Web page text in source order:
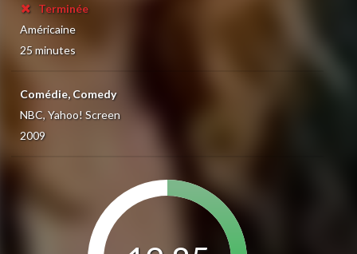
Terminée
Américaine
25 minutes
Comédie, Comedy
NBC, Yahoo! Screen
2009